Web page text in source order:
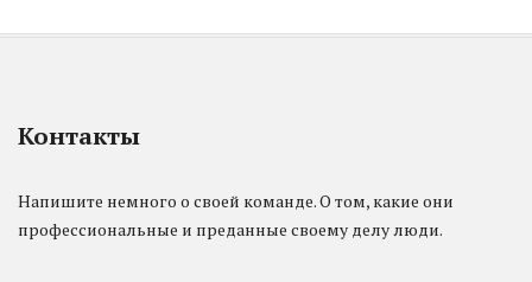
Контакты
Напишите немного о своей команде. О том, какие они
профессиональные и преданные своему делу люди.